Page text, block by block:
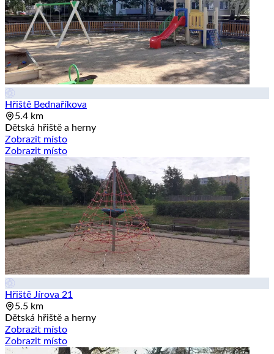
Hřiště Bednaříkova
5.4 km
Dětská hřiště a herny
Zobrazit místo
Zobrazit místo
Hřiště Jírova 21
5.5 km
Dětská hřiště a herny
Zobrazit místo
Zobrazit místo